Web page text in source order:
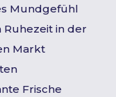
Mundgefühl
in der
Markt
Frische